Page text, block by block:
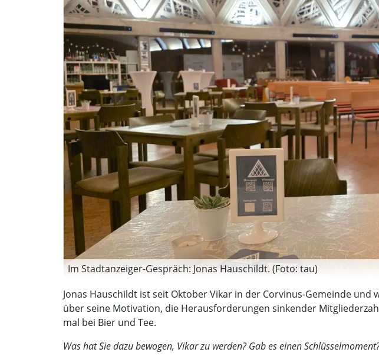
Im Stadtanzeiger-Gespräch: Jonas Hauschildt. (Foto: tau)
Jonas Hauschildt ist seit Oktober Vikar in der Corvinus-Gemeinde
über seine Motivation, die Herausforderungen sinkender
mal bei Bier und Tee.
Was hat Sie dazu bewogen, Vikar zu werden? Gab es einen